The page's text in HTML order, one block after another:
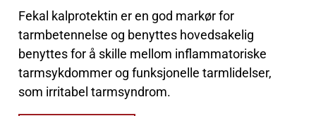
Fekal kalprotektin er en god markør for
tarmbetennelse og benyttes hovedsakelig
benyttes for å skille mellom inflammatoriske
tarmsykdommer og funksjonelle tarmlidelser,
som irritabel tarmsyndrom.